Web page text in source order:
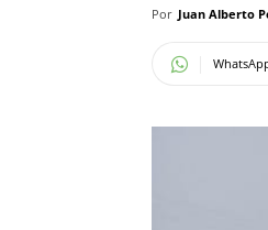
Por Juan Alberto